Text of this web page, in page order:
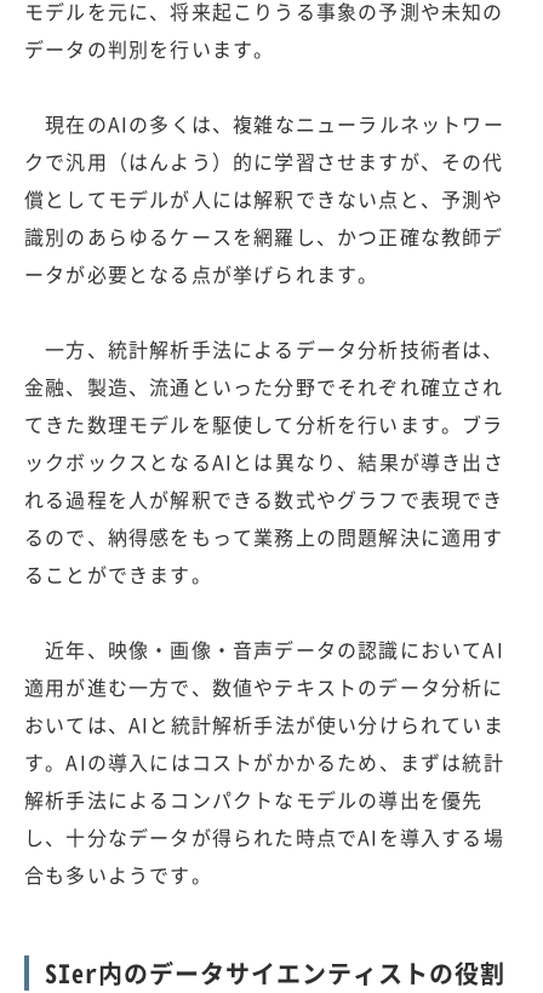
モデルを元に、将来起こりうる事象の予測や未知の
データの判別を行います。
現在のAIの多くは、複雑なニューラルネットワー
クで汎用（はんよう）的に学習させますが、その代
償としてモデルが人には解釈できない点と、予測や
識別のあらゆるケースを網羅し、かつ正確な教師デ
ータが必要となる点が挙げられます。
一方、統計解析手法によるデータ分析技術者は、
金融、製造、流通といった分野でそれぞれ確立され
てきた数理モデルを駆使して分析を行います。ブラ
ックボックスとなるAIとは異なり、結果が導き出さ
れる過程を人が解釈できる数式やグラフで表現でき
るので、納得感をもって業務上の問題解決に適用す
ることができます。
近年、映像・画像・音声データの認識においてAI
適用が進む一方で、数値やテキストのデータ分析に
おいては、AIと統計解析手法が使い分けられていま
す。AIの導入にはコストがかかるため、まずは統計
解析手法によるコンパクトなモデルの導出を優先
し、十分なデータが得られた時点でAIを導入する場
合も多いようです。
SIer内のデータサイエンティストの役割